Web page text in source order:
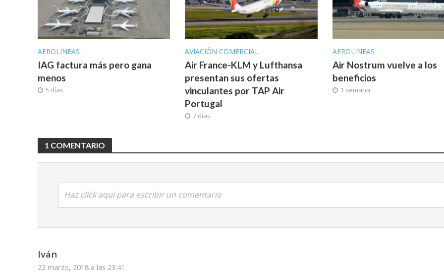
AEROLINEAS
IAG factura más pero gana
menos
5 días
AVIACIÓN COMERCIAL
Air France-KLM y Lufthansa
presentan sus ofertas
vinculantes por TAP Air
Portugal
7 días
AEROLINEAS
Air Nostrum vuelve a los
beneficios
1 semana
1 COMENTARIO
Haz click aquí para escribir un comentario
Iván
22 marzo, 2018 a las 23:41